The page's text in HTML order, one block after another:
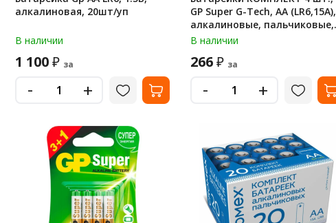
алкалиновая, 20шт/уп
В наличии
1 100₽ за
- +
GP Super G-Tech, AA (LR6,15А),
алкалиновые, пальчиковые,
ПРОМО 3+1, 15A3/1-2CR4
В наличии
266₽ за
- +